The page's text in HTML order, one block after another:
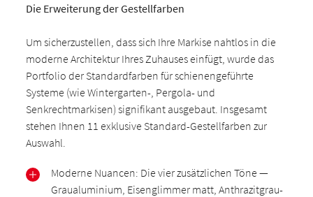
Die Erweiterung der Gestellfarben
Um sicherzustellen, dass sich Ihre Markise nahtlos in die
moderne Architektur Ihres Zuhauses einfügt, wurde das
Portfolio der Standardfarben für schienengeführte
Systeme (wie Wintergarten-, Pergola- und
Senkrechtmarkisen) signifikant ausgebaut. Insgesamt
stehen Ihnen 11 exklusive Standard-Gestellfarben zur
Auswahl.
Moderne Nuancen: Die vier zusätzlichen Töne —
Graualuminium, Eisenglimmer matt, Anthrazitgrau-